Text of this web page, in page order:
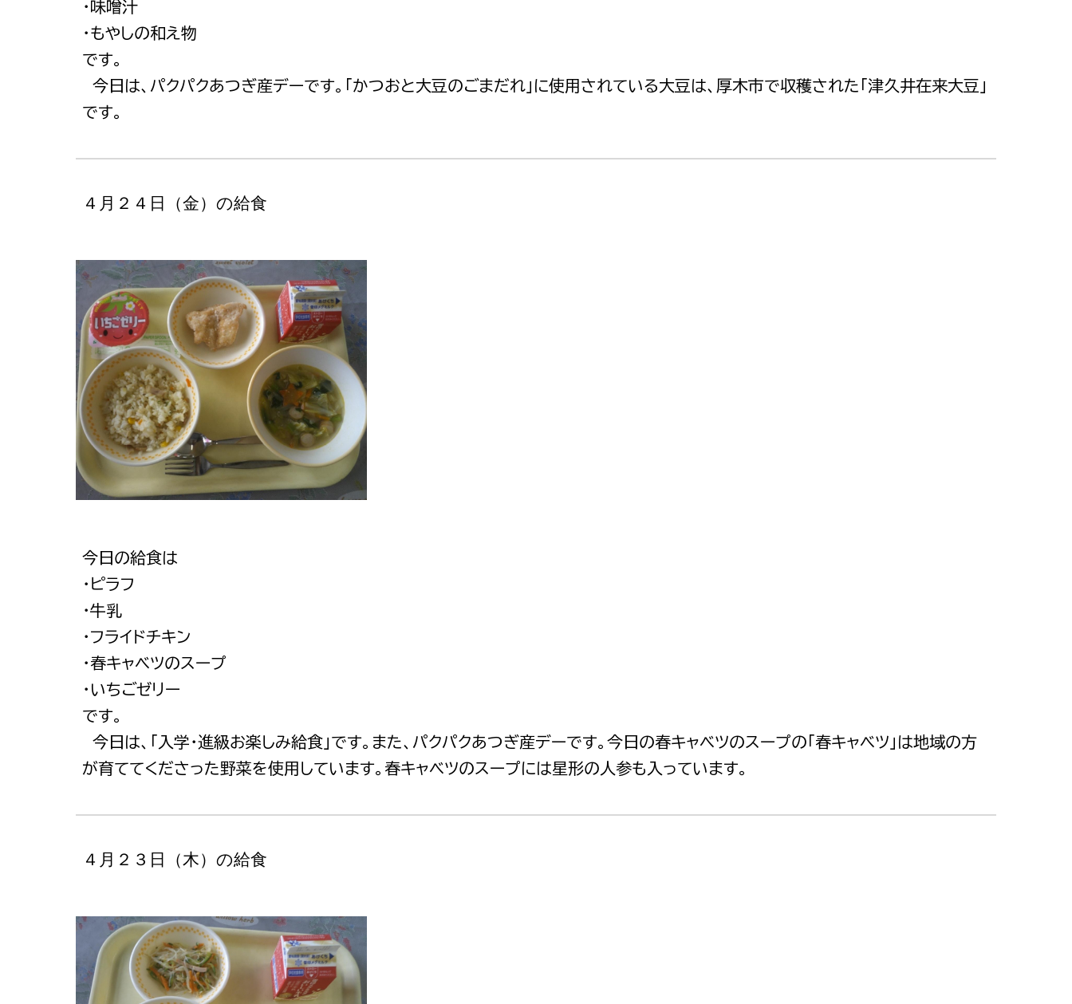
・味噌汁
・もやしの和え物
です。
今日は、パクパクあつぎ産デーです。「かつおと大豆のごまだれ」に使用されている大豆は、厚木市で収穫された「津久井在来大豆」
です。
４月２４日（金）の給食
今日の給食は
・ピラフ
・牛乳
・フライドチキン
・春キャベツのスープ
・いちごゼリー
です。
今日は、「入学・進級お楽しみ給食」です。また、パクパクあつぎ産デーです。今日の春キャベツのスープの「春キャベツ」は地域の方
が育ててくださった野菜を使用しています。春キャベツのスープには星形の人参も入っています。
４月２３日（木）の給食